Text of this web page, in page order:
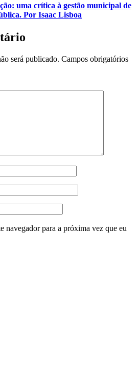
uma crítica à gestão municipal de
Por Isaac Lisboa
será publicado. Campos obrigatórios
navegador para a próxima vez que eu